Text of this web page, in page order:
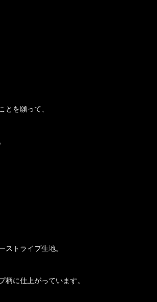
とを願って、
ストライプ生地。
に仕上がっています。